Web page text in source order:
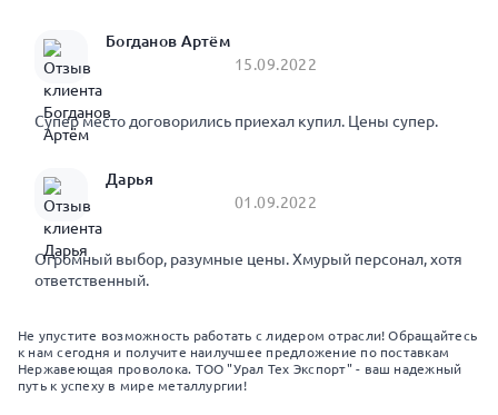
Богданов Артём
15.09.2022
Супер место договорились приехал купил. Цены супер.
Дарья
01.09.2022
Огромный выбор, разумные цены. Хмурый персонал, хотя
ответственный.
Не упустите возможность работать с лидером отрасли! Обращайтесь
к нам сегодня и получите наилучшее предложение по поставкам
Нержавеющая проволока. ТОО "Урал Тех Экспорт" - ваш надежный
путь к успеху в мире металлургии!